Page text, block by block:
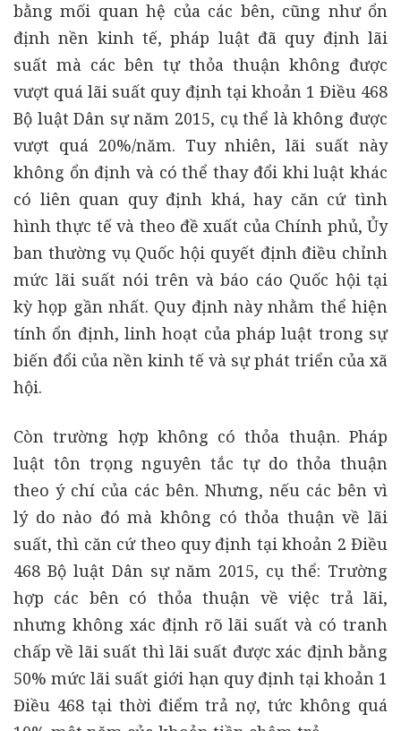
bằng mối quan hệ của các bên, cũng như ổn
định nền kinh tế, pháp luật đã quy định lãi
suất mà các bên tự thỏa thuận không được
vượt quá lãi suất quy định tại khoản 1 Điều 468
Bộ luật Dân sự năm 2015, cụ thể là không được
vượt quá 20%/năm. Tuy nhiên, lãi suất này
không ổn định và có thể thay đổi khi luật khác
có liên quan quy định khá, hay căn cứ tình
hình thực tế và theo đề xuất của Chính phủ, Ủy
ban thường vụ Quốc hội quyết định điều chỉnh
mức lãi suất nói trên và báo cáo Quốc hội tại
kỳ họp gần nhất. Quy định này nhằm thể hiện
tính ổn định, linh hoạt của pháp luật trong sự
biến đổi của nền kinh tế và sự phát triển của xã
hội.
Còn trường hợp không có thỏa thuận. Pháp
luật tôn trọng nguyên tắc tự do thỏa thuận
theo ý chí của các bên. Nhưng, nếu các bên vì
lý do nào đó mà không có thỏa thuận về lãi
suất, thì căn cứ theo quy định tại khoản 2 Điều
468 Bộ luật Dân sự năm 2015, cụ thể: Trường
hợp các bên có thỏa thuận về việc trả lãi,
nhưng không xác định rõ lãi suất và có tranh
chấp về lãi suất thì lãi suất được xác định bằng
50% mức lãi suất giới hạn quy định tại khoản 1
Điều 468 tại thời điểm trả nợ, tức không quá